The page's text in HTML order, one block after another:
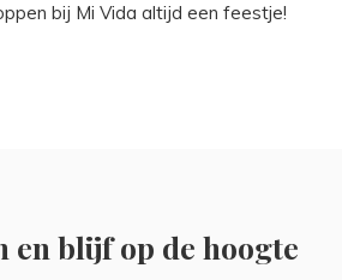
bij Mi Vida altijd een feestje!
en blijf op de hoogte